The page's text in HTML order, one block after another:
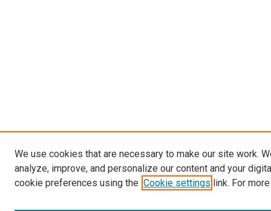
We use cookies that are necessary to make our site work.
analyze, improve, and personalize our content and your
cookie preferences using the Cookie settings link. For